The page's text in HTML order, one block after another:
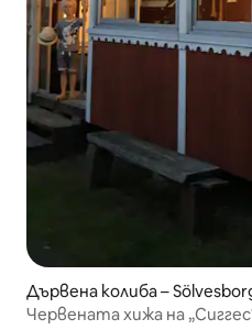
Дървена колиба –
Червената хижа на